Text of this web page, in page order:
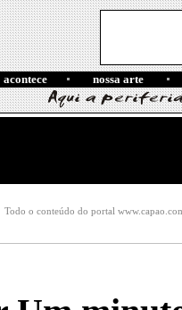
acontece nossa arte
Todo o conteúdo do portal